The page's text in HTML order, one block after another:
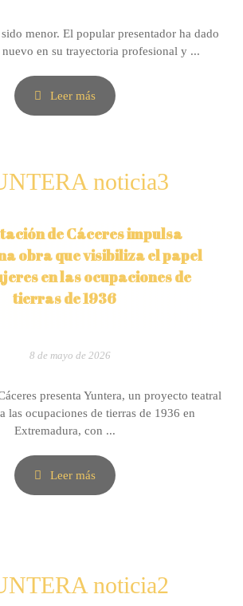
menor. El popular presentador ha dado
nuevo en su trayectoria profesional y ...
Leer más
de Cáceres impulsa
obra que visibiliza el papel
en las ocupaciones de
tierras de 1936
8 de mayo de 2026
presenta Yuntera, un proyecto teatral
las ocupaciones de tierras de 1936 en
Extremadura, con ...
Leer más